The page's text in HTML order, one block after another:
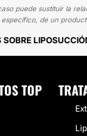
puede sustituir la
de un
SOBRE
TOP